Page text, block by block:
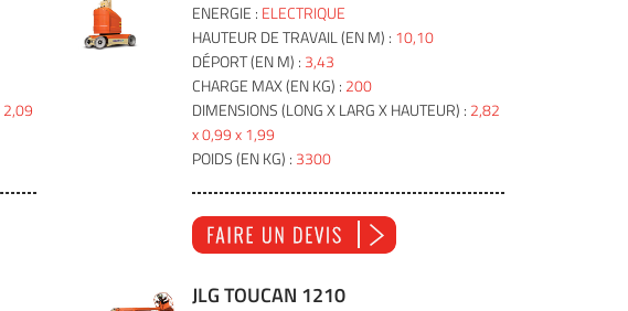
2,09
ENERGIE : ELECTRIQUE
HAUTEUR DE TRAVAIL (EN M) : 10,10
DÉPORT (EN M) : 3,43
CHARGE MAX (EN KG) : 200
DIMENSIONS (LONG X LARG X HAUTEUR) : 2,82
x 0,99 x 1,99
POIDS (EN KG) : 3300
JLG TOUCAN 1210